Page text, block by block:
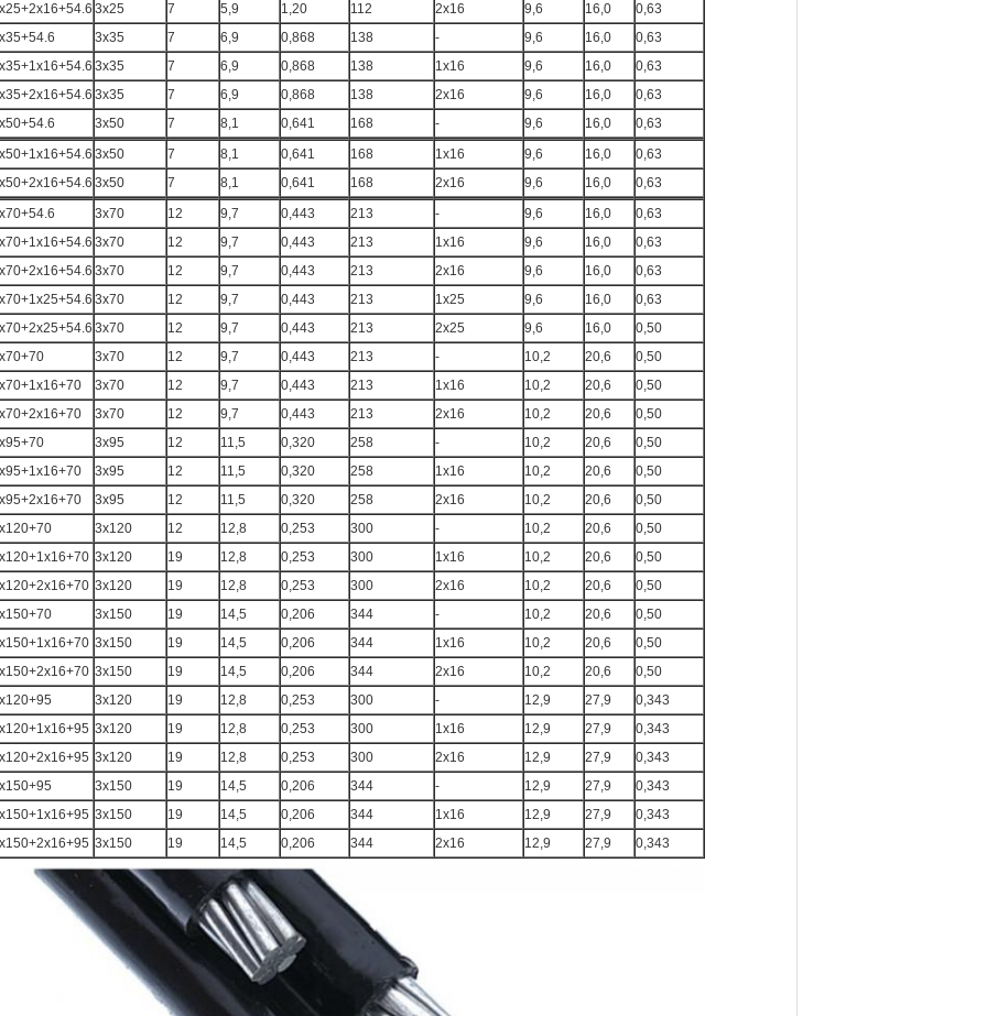
3x25 7 5,9 1,20 112 2x16 9,6 16,0
0,63
3x35 7 6,9 0,868 138 - 9,6 16,0
0,63
3x35 7 6,9 0,868 138 1x16 9,6 16,0
0,63
3x35 7 6,9 0,868 138 2x16 9,6 16,0
0,63
3x50 7 8,1 0,641 168 - 9,6 16,0
0,63
3x50 7 8,1 0,641 168 1x16 9,6 16,0
0,63
3x50 7 8,1 0,641 168 2x16 9,6 16,0
0,63
3x70 12 9,7 0,443 213 - 9,6 16,0
0,63
3x70 12 9,7 0,443 213 1x16 9,6 16,0
0,63
3x70 12 9,7 0,443 213 2x16 9,6 16,0
0,63
3x70 12 9,7 0,443 213 1x25 9,6 16,0
0,63
3x70 12 9,7 0,443 213 2x25 9,6 16,0
0,50
3x70 12 9,7 0,443 213 - 10,2 20,6
0,50
3x70 12 9,7 0,443 213 1x16 10,2 20,6
0,50
3x70 12 9,7 0,443 213 2x16 10,2 20,6
0,50
3x95 12 11,5 0,320 258 - 10,2 20,6
0,50
3x95 12 11,5 0,320 258 1x16 10,2 20,6
0,50
3x95 12 11,5 0,320 258 2x16 10,2 20,6
0,50
3x120 12 12,8 0,253 300 - 10,2 20,6
0,50
3x120 19 12,8 0,253 300 1x16 10,2 20,6
0,50
3x120 19 12,8 0,253 300 2x16 10,2 20,6
0,50
3x150 19 14,5 0,206 344 - 10,2 20,6
0,50
3x150 19 14,5 0,206 344 1x16 10,2 20,6
0,50
3x150 19 14,5 0,206 344 2x16 10,2 20,6
0,50
3x120 19 12,8 0,253 300 - 12,9 27,9
0,343
3x120 19 12,8 0,253 300 1x16 12,9 27,9
0,343
3x120 19 12,8 0,253 300 2x16 12,9 27,9
0,343
3x150 19 14,5 0,206 344 - 12,9 27,9
0,343
3x150 19 14,5 0,206 344 1x16 12,9 27,9
0,343
3x150 19 14,5 0,206 344 2x16 12,9 27,9 0,343